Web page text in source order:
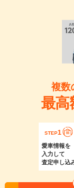
複数
最高
STEP1
愛車情報を
入力して
査定申し込